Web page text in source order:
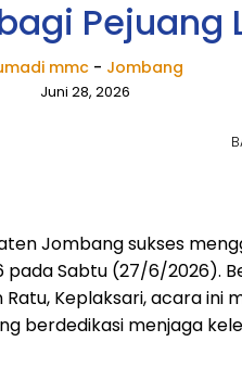
Pejuang
mmc - Jombang
Juni 28, 2026
Jombang sukses
pada Sabtu (27/6/2026).
Ratu, Keplaksari, acara ini
berdedikasi menjaga